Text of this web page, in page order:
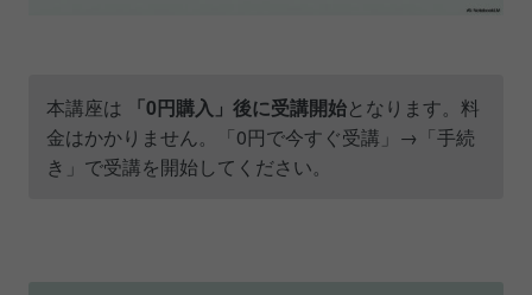
本講座は 「0円購入」後に受講開始となります。料
金はかかりません。「0円で今すぐ受講」→「手続
き」で受講を開始してください。